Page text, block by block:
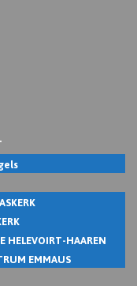
HELEVOIRT-HAAREN
EMMAUS